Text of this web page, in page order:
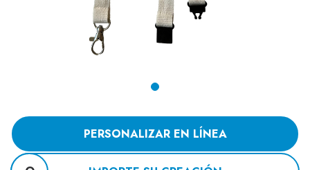
PERSONALIZAR EN LÍNEA